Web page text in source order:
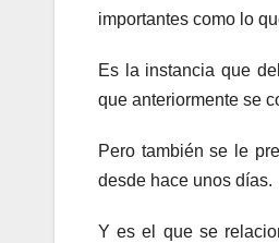
importantes como lo
Es la instancia que
que anteriormente se
Pero también se le
desde hace unos días.
Y es el que se